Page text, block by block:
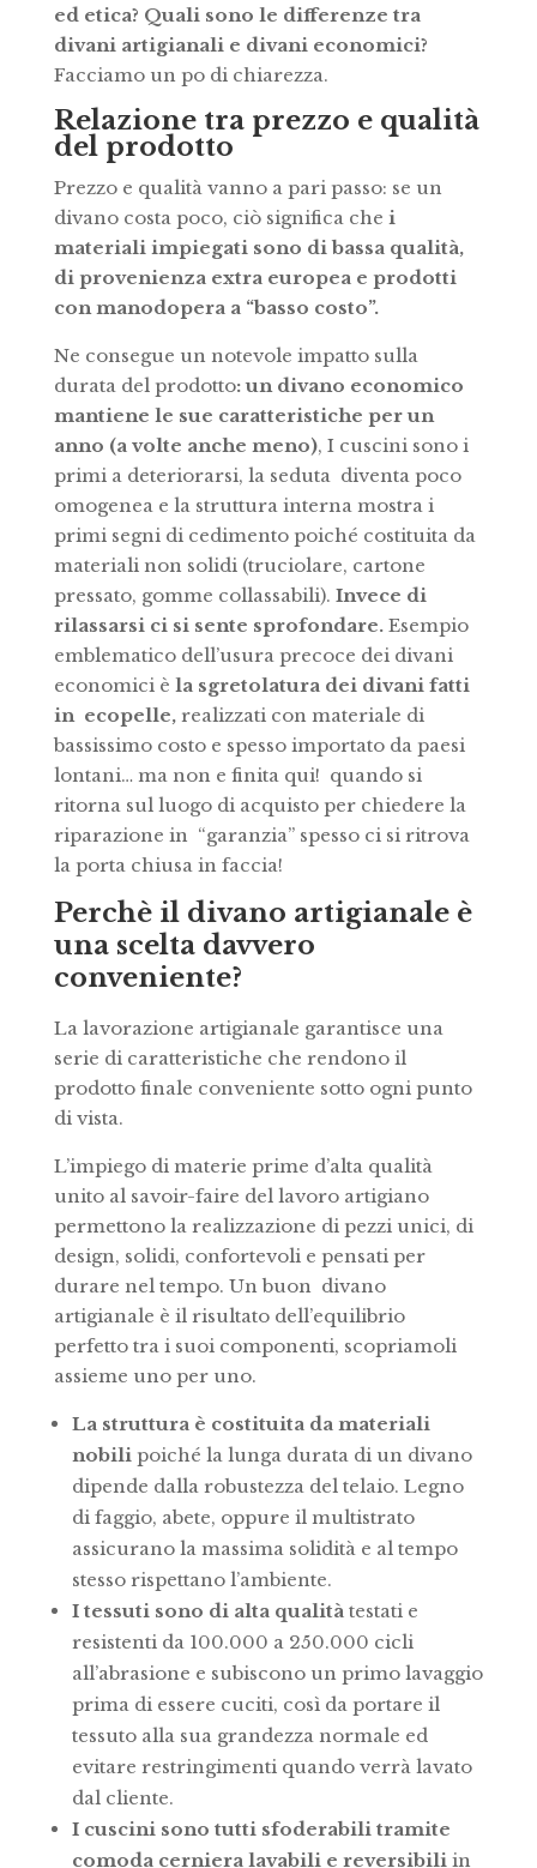
ed etica? Quali sono le differenze tra
divani artigianali e divani economici?
Facciamo un po di chiarezza.
Relazione tra prezzo e qualità
del prodotto
Prezzo e qualità vanno a pari passo: se un
divano costa poco, ciò significa che i
materiali impiegati sono di bassa qualità,
di provenienza extra europea e prodotti
con manodopera a “basso costo”.
Ne consegue un notevole impatto sulla
durata del prodotto: un divano economico
mantiene le sue caratteristiche per un
anno (a volte anche meno), I cuscini sono i
primi a deteriorarsi, la seduta diventa poco
omogenea e la struttura interna mostra i
primi segni di cedimento poiché costituita da
materiali non solidi (truciolare, cartone
pressato, gomme collassabili). Invece di
rilassarsi ci si sente sprofondare. Esempio
emblematico dell’usura precoce dei divani
economici è la sgretolatura dei divani fatti
in ecopelle, realizzati con materiale di
bassissimo costo e spesso importato da paesi
lontani… ma non e finita qui! quando si
ritorna sul luogo di acquisto per chiedere la
riparazione in “garanzia” spesso ci si ritrova
la porta chiusa in faccia!
Perchè il divano artigianale è
una scelta davvero
conveniente?
La lavorazione artigianale garantisce una
serie di caratteristiche che rendono il
prodotto finale conveniente sotto ogni punto
di vista.
L’impiego di materie prime d’alta qualità
unito al savoir-faire del lavoro artigiano
permettono la realizzazione di pezzi unici, di
design, solidi, confortevoli e pensati per
durare nel tempo. Un buon divano
artigianale è il risultato dell’equilibrio
perfetto tra i suoi componenti, scopriamoli
assieme uno per uno.
La struttura è costituita da materiali
nobili poiché la lunga durata di un divano
dipende dalla robustezza del telaio. Legno
di faggio, abete, oppure il multistrato
assicurano la massima solidità e al tempo
stesso rispettano l’ambiente.
I tessuti sono di alta qualità testati e
resistenti da 100.000 a 250.000 cicli
all’abrasione e subiscono un primo lavaggio
prima di essere cuciti, così da portare il
tessuto alla sua grandezza normale ed
evitare restringimenti quando verrà lavato
dal cliente.
I cuscini sono tutti sfoderabili tramite
comoda cerniera lavabili e reversibili in